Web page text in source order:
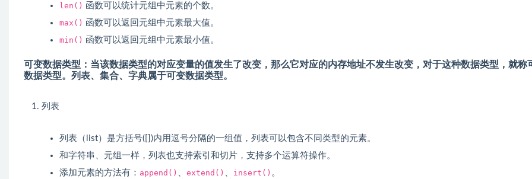
len() 函数可以统计元组中元素的个数。
max() 函数可以返回元组中元素最大值。
min() 函数可以返回元组中元素最小值。
可变数据类型：当该数据类型的对应变量的值发生了改变，那么它对应的内存地址不发生改变，对于这种数据类型，就称
数据类型。 列表、 集合、 字典属于可变数据类型。
列表
列表（list）是方括号([])内用逗号分隔的一组值，列表可以包含不同类型的元素。
和字符串、元组一样，列表也支持索引和切片，支持多个运算符操作。
添加元素的方法有： append() 、 extend() 、 insert() 。